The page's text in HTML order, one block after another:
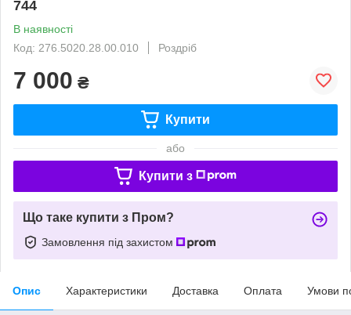
744
В наявності
Код: 276.5020.28.00.010
Роздріб
7 000 ₴
Купити
або
Купити з
Що таке купити з Пром?
Замовлення під захистом
Опис Характеристики Доставка Оплата Умови